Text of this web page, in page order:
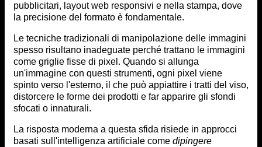
pubblicitari, layout web responsivi e nella stampa, dove
la precisione del formato è fondamentale.
Le tecniche tradizionali di manipolazione delle immagini
spesso risultano inadeguate perché trattano le immagini
come griglie fisse di pixel. Quando si allunga
un'immagine con questi strumenti, ogni pixel viene
spinto verso l'esterno, il che può appiattire i tratti del viso,
distorcere le forme dei prodotti e far apparire gli sfondi
sfocati o innaturali.
La risposta moderna a questa sfida risiede in approcci
basati sull'intelligenza artificiale come dipingere